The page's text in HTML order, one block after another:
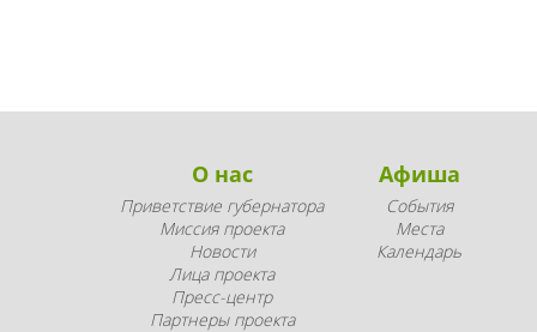
О нас
Приветствие губернатора
Миссия проекта
Новости
Лица проекта
Пресс-центр
Партнеры проекта
Афиша
События
Места
Календарь